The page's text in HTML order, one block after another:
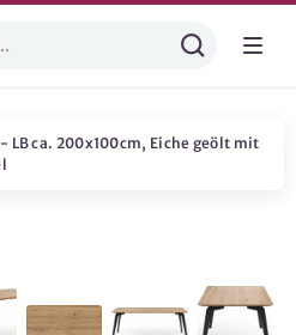
LB ca. 200x100cm, Eiche geölt mit